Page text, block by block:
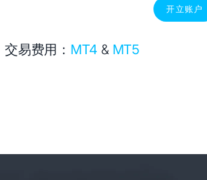
开立账户
交易费用： MT4 & MT5